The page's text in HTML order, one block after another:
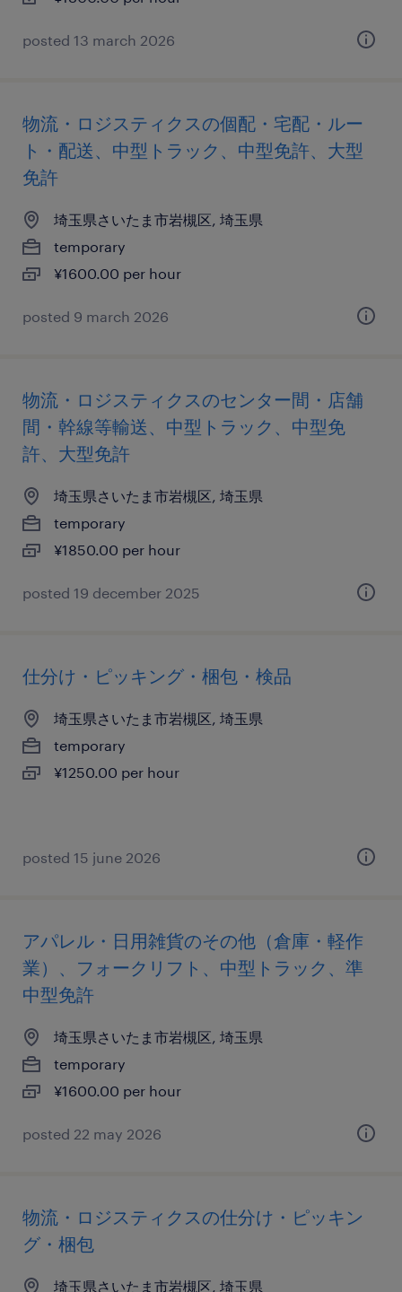
posted 13 march 2026
物流・ロジスティクスの個配・宅配・ルー
ト・配送、中型トラック、中型免許、大型
免許
埼玉県さいたま市岩槻区, 埼玉県
temporary
¥1600.00 per hour
posted 9 march 2026
物流・ロジスティクスのセンター間・店舗
間・幹線等輸送、中型トラック、中型免
許、大型免許
埼玉県さいたま市岩槻区, 埼玉県
temporary
¥1850.00 per hour
posted 19 december 2025
仕分け・ピッキング・梱包・検品
埼玉県さいたま市岩槻区, 埼玉県
temporary
¥1250.00 per hour
posted 15 june 2026
アパレル・日用雑貨のその他（倉庫・軽作
業）、フォークリフト、中型トラック、準
中型免許
埼玉県さいたま市岩槻区, 埼玉県
temporary
¥1600.00 per hour
posted 22 may 2026
物流・ロジスティクスの仕分け・ピッキン
グ・梱包
埼玉県さいたま市岩槻区, 埼玉県